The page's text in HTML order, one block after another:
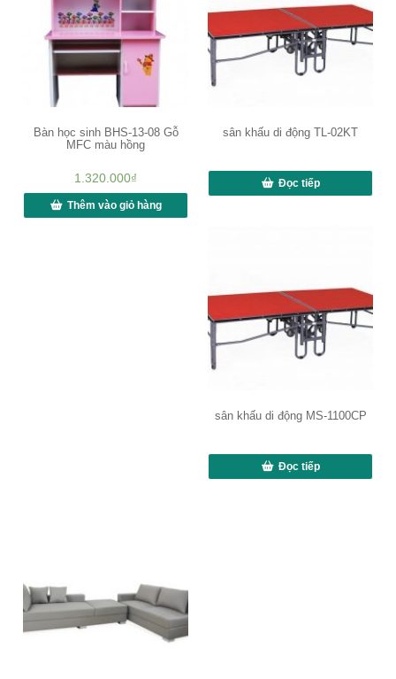
Bàn học sinh BHS-13-08 Gỗ
MFC màu hồng
1.320.000₫
Thêm vào giỏ hàng
sân khấu di động TL-02KT
Đọc tiếp
sân khấu di động MS-1100CP
Đọc tiếp